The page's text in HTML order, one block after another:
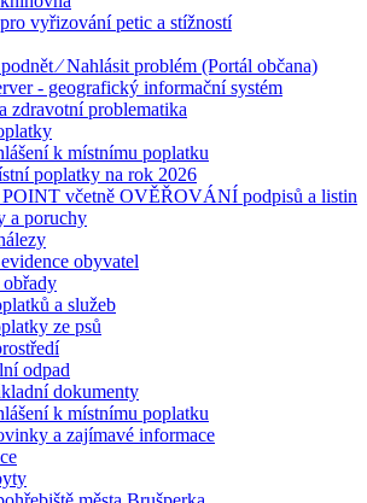
vyřizování petic a stížností
⁄ Nahlásit problém (Portál občana)
- geografický informační systém
zdravotní problematika
k místnímu poplatku
poplatky na rok 2026
včetně OVĚŘOVÁNÍ podpisů a listin
a poruchy
obyvatel
obřady
a služeb
ze psů
odpad
dokumenty
k místnímu poplatku
a zajímavé informace